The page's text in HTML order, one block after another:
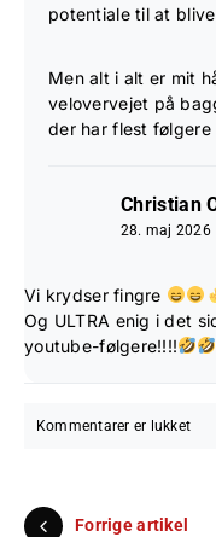
potentiale til at
Men alt i alt er mit
velovervejet på
der har flest
Christian
28. maj 2026
Vi krydser fingre
Og ULTRA enig i det
youtube-følgere!!!!
Kommentarer er lukket
Forrige artikel